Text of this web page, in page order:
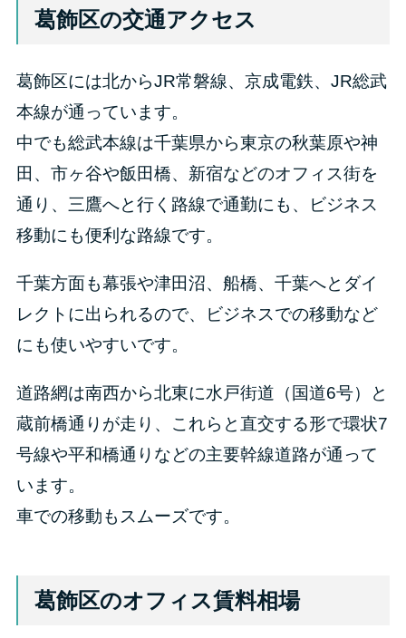
葛飾区の交通アクセス
葛飾区には北からJR常磐線、京成電鉄、JR総武
本線が通っています。
中でも総武本線は千葉県から東京の秋葉原や神
田、市ヶ谷や飯田橋、新宿などのオフィス街を
通り、三鷹へと行く路線で通勤にも、ビジネス
移動にも便利な路線です。
千葉方面も幕張や津田沼、船橋、千葉へとダイ
レクトに出られるので、ビジネスでの移動など
にも使いやすいです。
道路網は南西から北東に水戸街道（国道6号）と
蔵前橋通りが走り、これらと直交する形で環状7
号線や平和橋通りなどの主要幹線道路が通って
います。
車での移動もスムーズです。
葛飾区のオフィス賃料相場